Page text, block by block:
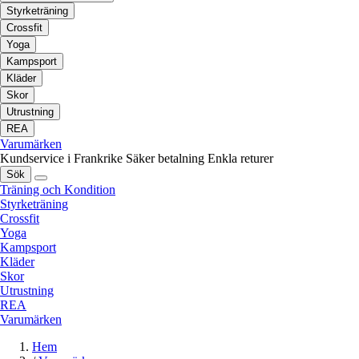
Styrketräning
Crossfit
Yoga
Kampsport
Kläder
Skor
Utrustning
REA
Varumärken
Kundservice i Frankrike Säker betalning Enkla returer
Sök
Träning och Kondition
Styrketräning
Crossfit
Yoga
Kampsport
Kläder
Skor
Utrustning
REA
Varumärken
Hem